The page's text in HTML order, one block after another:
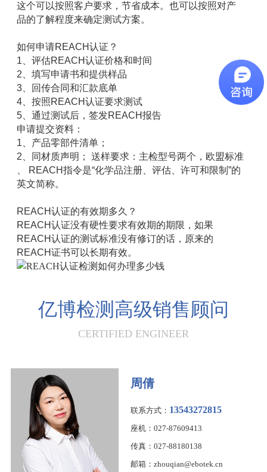
这个可以按照客户要求，节省成本。也可以按照对产
品的了解程度来确定测试方案。
如何申请REACH认证？
1、评估REACH认证价格和时间
2、填写申请书和提供样品
3、回传合同和汇款底单
4、按照REACH认证要求测试
5、通过测试后，签发REACH报告
申请提交资料：
1、产品零部件清单；
2、同材质声明； 送样要求：主检型号两个，欧盟标准
、 REACH指令是“化学品注册、评估、许可和限制”的
英文简称。
REACH认证的有效期多久？
REACH认证没有硬性要求有效期的期限，如果
REACH认证的测试标准没有修订的话，原来的
REACH证书可以长期有效。
亿博检测高级销售顾问
CERTIFIED ENGINEER
周倩
联系方式： 13543272815
座机：027-87609413
传真：027-88180138
邮箱：zhouqian@ebotek.cn